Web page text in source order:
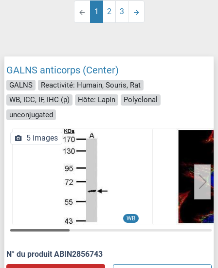
1 2 3
GALNS anticorps (Center)
GALNS
Reactivité: Humain, Souris, Rat
WB, ICC, IF, IHC (p)
Hôte: Lapin
Polyclonal
unconjugated
WB
5 images
N° du produit ABIN2856743